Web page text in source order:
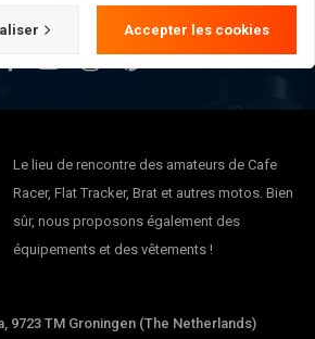
Le lieu de rencontre des amateurs de Cafe
Racer, Flat Tracker, Brat et autres motos. Bien
sûr, nous proposons également des
équipements et des vêtements !
9723 TM Groningen (The Netherlands)
Accepter les cookies